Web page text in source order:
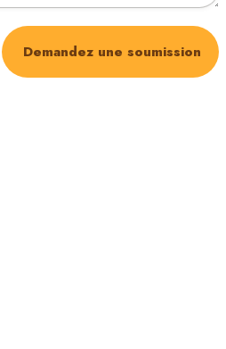
Demandez une soumission